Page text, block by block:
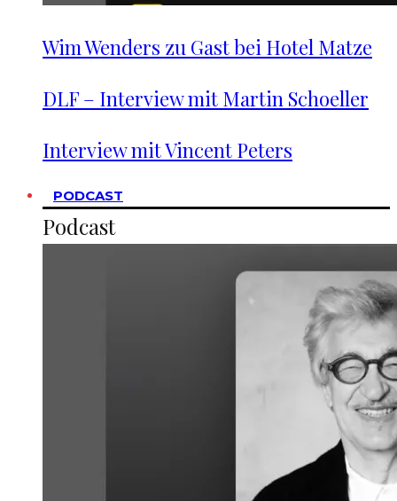
Wim Wenders zu Gast bei Hotel Matze
DLF – Interview mit Martin Schoeller
Interview mit Vincent Peters
PODCAST
Podcast